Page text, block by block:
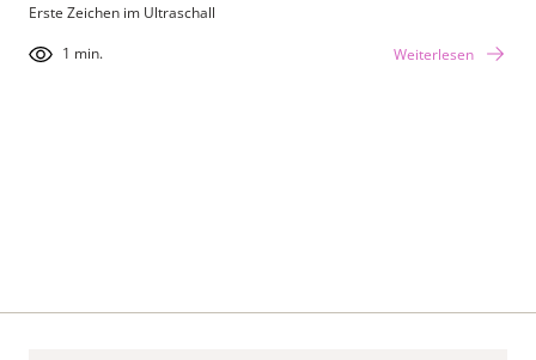
Erste Zeichen im Ultraschall
Weiterlesen
1 min.